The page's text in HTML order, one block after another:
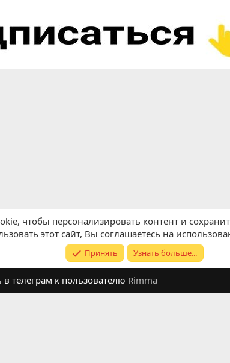
Обратная связь
чтобы персонализировать контент и
этот сайт, Вы соглашаетесь на
Принять Узнать больше...
телеграм к пользователю Rimma